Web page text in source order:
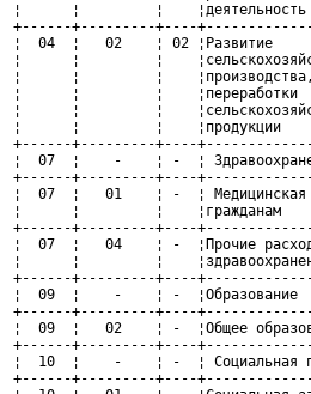
¦      ¦         ¦
+------+---------+----
¦  04  ¦   02    ¦ 02
¦      ¦         ¦
¦      ¦         ¦
¦      ¦         ¦
¦      ¦         ¦
¦      ¦         ¦
+------+---------+----
¦  07  ¦    -    ¦ -  ¦
+------+---------+----
¦  07  ¦   01    ¦ -  ¦
¦      ¦         ¦
+------+---------+----
¦  07  ¦   04    ¦ -  ¦Прочие
¦      ¦         ¦
+------+---------+----
¦  09  ¦    -    ¦ -
+------+---------+----
¦  09  ¦   02    ¦ -  ¦Общее
+------+---------+----
¦  10  ¦    -    ¦ -  ¦
+------+---------+----